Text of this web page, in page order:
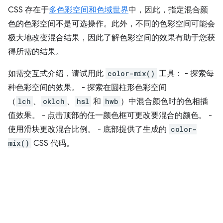
CSS 存在于多色彩空间和色域世界中，因此，指定混合颜
色的色彩空间不是可选操作。此外，不同的色彩空间可能会
极大地改变混合结果，因此了解色彩空间的效果有助于您获
得所需的结果。
如需交互式介绍，请试用此 color-mix() 工具： - 探索每
种色彩空间的效果。 - 探索在圆柱形色彩空间
（ lch 、 oklch 、 hsl 和 hwb ）中混合颜色时的色相插
值效果。 - 点击顶部的任一颜色框可更改要混合的颜色。 -
使用滑块更改混合比例。 - 底部提供了生成的 color-
mix() CSS 代码。